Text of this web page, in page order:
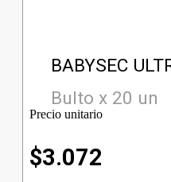
BABYSEC
Bulto x 20 un
Precio unitario
$3.072